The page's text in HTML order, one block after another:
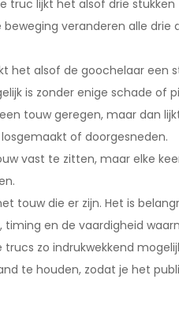
truc lijkt het alsof drie
veranderen alle drie
het alsof de goochelaar een
is zonder enige schade of
touw geregen, maar dan
of doorgesneden.
vast te zitten, maar elke
touw die er zijn. Het is
en de vaardigheid
zo indrukwekkend
te houden, zodat je het